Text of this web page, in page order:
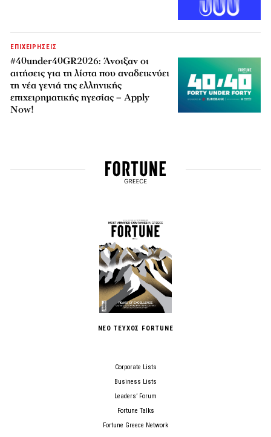
ΕΠΙΧΕΙΡΗΣΕΙΣ
#40under40GR2026: Άνοιξαν οι
αιτήσεις για τη λίστα που αναδεικνύει
τη νέα γενιά της ελληνικής
επιχειρηματικής ηγεσίας – Apply
Now!
ΝΕΟ ΤΕΥΧΟΣ FORTUNE
Corporate Lists
Business Lists
Leaders’ Forum
Fortune Talks
Fortune Greece Network